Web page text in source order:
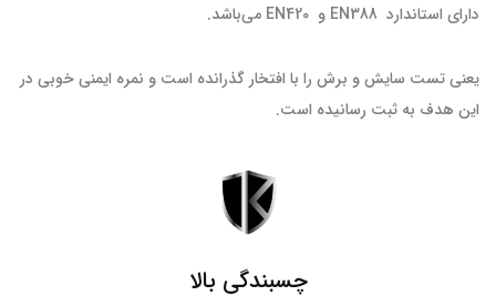
دارای استاندارد EN388 و EN420 می‌باشد.
یعنی تست سایش و برش را با افتخار گذرانده است و نمره ایمنی خوبی در
این هدف به ثبت رسانیده است.
چسبندگی بالا